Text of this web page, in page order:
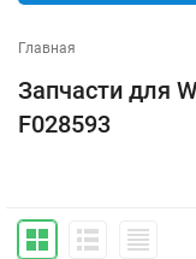
Главная
Запчасти для
F028593